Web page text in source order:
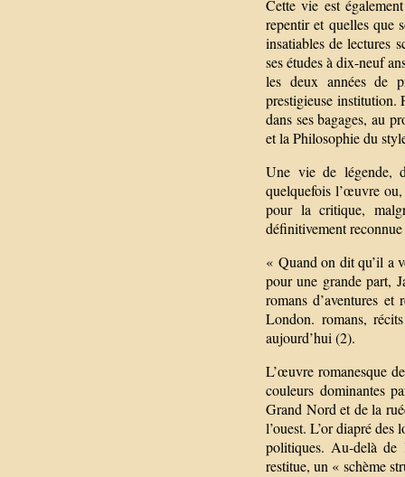
Cette vie est
repentir et quelles que
insatiables de lectures
ses études à dix-neuf
les deux années de
prestigieuse institution.
dans ses bagages, au
et la Philosophie du
Une vie de légende,
quelquefois l’œuvre
pour la critique,
définitivement
« Quand on dit qu’il a
pour une grande part,
romans d’aventures
London. romans,
aujourd’hui (2).
L’œuvre romanesque
couleurs dominantes
Grand Nord et de la
l’ouest. L’or diapré
politiques. Au-delà de
restitue, un « schème